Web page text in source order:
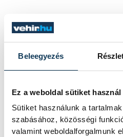
Beleegyezés
Ez a weboldal sütiket használ
Sütiket használunk a
szabásához, közösségi
valamint weboldalforgalmunk